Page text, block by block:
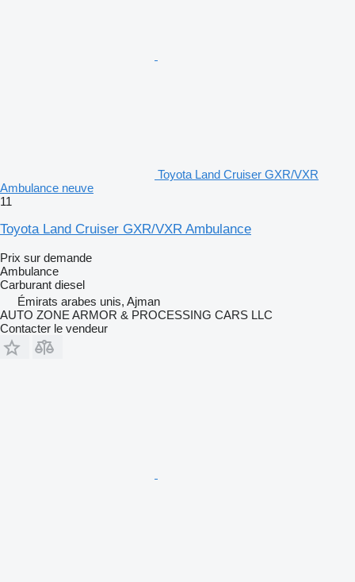
Toyota Land Cruiser GXR/VXR
Ambulance neuve
11
Toyota Land Cruiser GXR/VXR Ambulance
Prix sur demande
Ambulance
Carburant diesel
Émirats arabes unis, Ajman
AUTO ZONE ARMOR & PROCESSING CARS LLC
Contacter le vendeur